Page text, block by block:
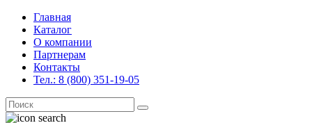
Главная
Каталог
О компании
Партнерам
Контакты
Тел.: 8 (800) 351-19-05
Поиск
for: